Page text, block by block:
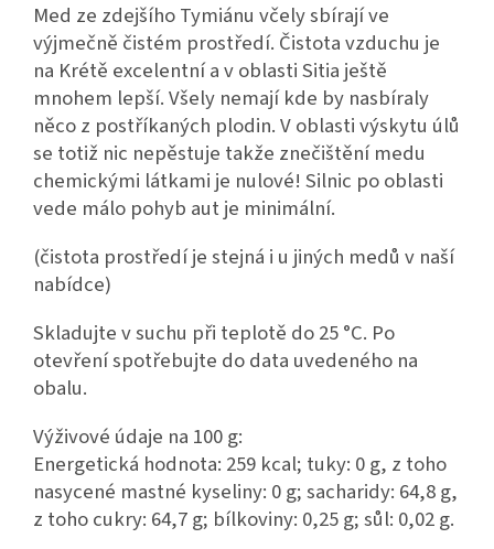
Med ze zdejšího Tymiánu včely sbírají ve
výjmečně čistém prostředí. Čistota vzduchu je
na Krétě excelentní a v oblasti Sitia ještě
mnohem lepší. Všely nemají kde by nasbíraly
něco z postříkaných plodin. V oblasti výskytu úlů
se totiž nic nepěstuje takže znečištění medu
chemickými látkami je nulové! Silnic po oblasti
vede málo pohyb aut je minimální.
(čistota prostředí je stejná i u jiných medů v naší
nabídce)
Skladujte v suchu při teplotě do 25 °C. Po
otevření spotřebujte do data uvedeného na
obalu.
Výživové údaje na 100 g:
Energetická hodnota: 259 kcal; tuky: 0 g, z toho
nasycené mastné kyseliny: 0 g; sacharidy: 64,8 g,
z toho cukry: 64,7 g; bílkoviny: 0,25 g; sůl: 0,02 g.